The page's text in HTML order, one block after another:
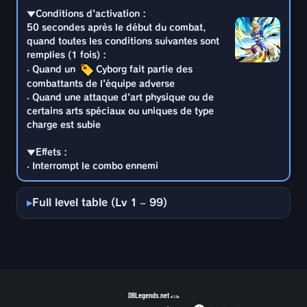
· Quand une attaque d'art physique ou de
certains arts spéciaux ou uniques de type
charge est subie
▼Effets :
· Interrompt le combo ennemi
▼Conditions d'activation :
50 secondes après le début du combat,
quand toutes les conditions suivantes sont
remplies (1 fois) :
· Quand un
Cyborg fait partie des
combattants de l'équipe adverse
· Quand une attaque d'art physique ou de
certains arts spéciaux ou uniques de type
charge est subie
▼Effets :
· Interrompt le combo ennemi
Full level table (Lv 1 – 99)
DBLegends.net v1.1.5a